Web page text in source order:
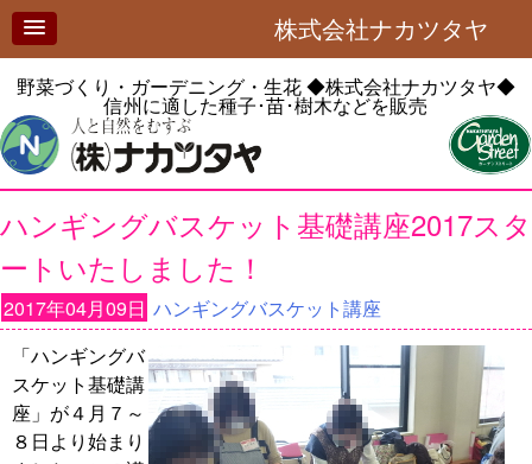
株式会社ナカツタヤ
野菜づくり・ガーデニング・生花◆株式会社ナカツタヤ◆
信州に適した種子･苗･樹木などを販売
ハンギングバスケット基礎講座2017スタ
ートいたしました！
2017年04月09日 ハンギングバスケット講座
「ハンギングバ
スケット基礎講
座」が４月７～
８日より始まり